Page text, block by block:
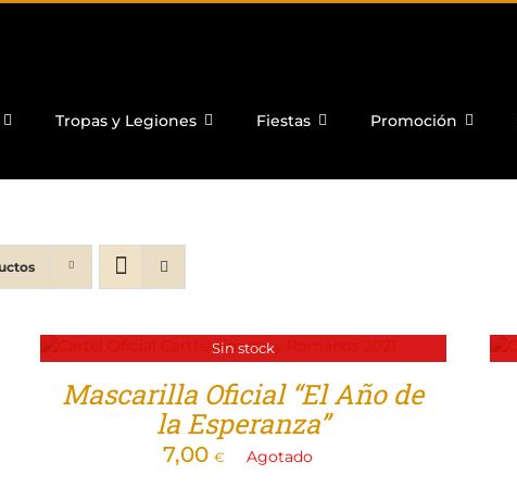
Tropas y Legiones Fiestas Promoción
Sin stock
Mascarilla Oficial “El Año de
la Esperanza”
7,00 € Agotado